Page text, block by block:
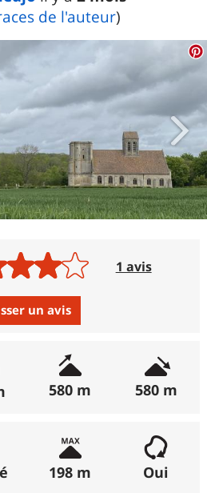
de l'auteur)
1 avis
un avis
0%
0%
580 m 580 m
198 m Oui